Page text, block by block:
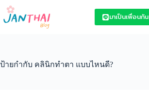
Skip
content
มาเป็นเพื่อนกัน
ป้ายกำกับ คลินิกทำตา แบบไหนดี?